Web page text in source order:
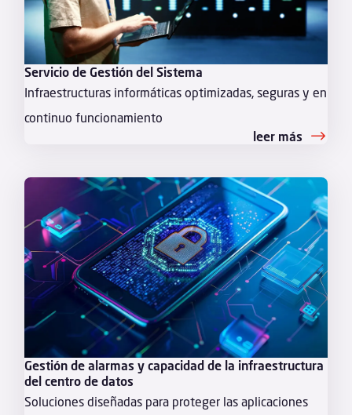
Servicio de Gestión del Sistema
Infraestructuras informáticas optimizadas, seguras y en
continuo funcionamiento
leer más
Gestión de alarmas y capacidad de la infraestructura
del centro de datos
Soluciones diseñadas para proteger las aplicaciones